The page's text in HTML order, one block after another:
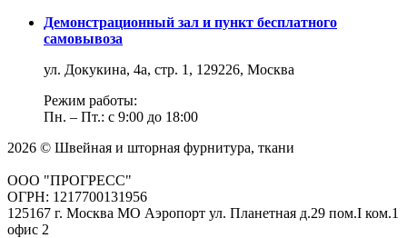
Демонстрационный зал и пункт бесплатного
самовывоза
ул. Докукина, 4а, стр. 1, 129226, Москва
Режим работы:
Пн. – Пт.: с 9:00 до 18:00
2026 © Швейная и шторная фурнитура, ткани
ООО "ПРОГРЕСС"
ОГРН: 1217700131956
125167 г. Москва МО Аэропорт ул. Планетная д.29 пом.I ком.1
офис 2